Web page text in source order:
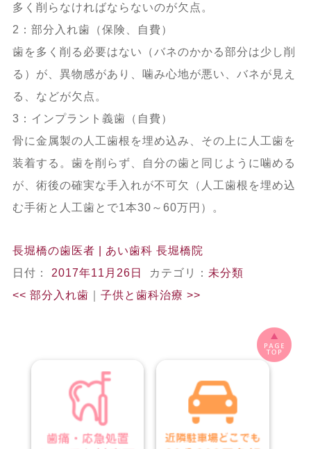
多く削らなければならないのが欠点。
2：部分入れ歯（保険、自費）
歯を多く削る必要はない（バネのかかる部分は少し削
る）が、異物感があり、噛み心地が悪い、バネが見え
る、などが欠点。
3：インプラント義歯（自費）
骨に金属製の人工歯根を埋め込み、その上に人工歯を
装着する。歯を削らず、自分の歯と同じように噛める
が、術後の確実な手入れが不可欠（人工歯根を埋め込
む手術と人工歯とで1本30～60万円）。
長堀橋の歯医者 | あい歯科 長堀橋院
日付： 2017年11月26日 カテゴリ： 未分類
<< 部分入れ歯 子供と歯科治療 >>